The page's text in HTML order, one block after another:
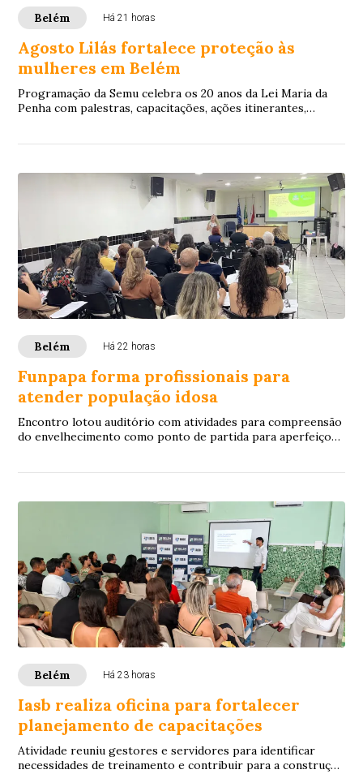
Belém Há 21 horas
Agosto Lilás fortalece proteção às
mulheres em Belém
Programação da Semu celebra os 20 anos da Lei Maria da
Penha com palestras, capacitações, ações itinerantes,
Belém Há 22 horas
Funpapa forma profissionais para
atender população idosa
Encontro lotou auditório com atividades para compreensão
do envelhecimento como ponto de partida para aperfeiçoar
Belém Há 23 horas
Iasb realiza oficina para fortalecer
planejamento de capacitações
Atividade reuniu gestores e servidores para identificar
necessidades de treinamento e contribuir para a construção